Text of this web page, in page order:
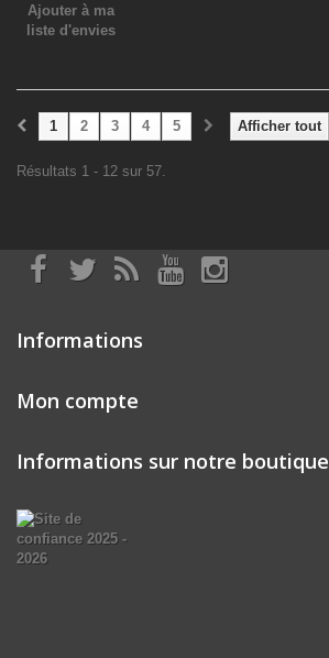
Ajouter à ma
liste d'envies
Afficher tout
1 2 3 4 5
Résultats 1 - 12 sur 57.
Informations
Mon compte
Informations sur notre boutique